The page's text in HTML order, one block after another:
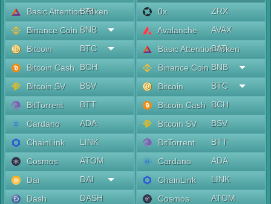
Basic Attention Token
BAT
Binance Coin BNB
Bitcoin
BTC
Bitcoin Cash
BCH
Bitcoin SV
BSV
BitTorrent
BTT
Cardano
ADA
ChainLink
LINK
Cosmos
ATOM
Dai
DAI
Dash
DASH
0x
ZRX
Avalanche
AVAX
Basic Attention Token
BAT
Binance Coin BNB
Bitcoin
BTC
Bitcoin Cash
BCH
Bitcoin SV
BSV
BitTorrent
BTT
Cardano
ADA
ChainLink
LINK
Cosmos
ATOM